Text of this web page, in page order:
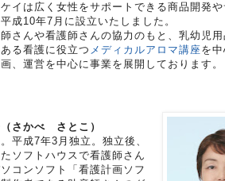
イは広く女性をサポートできる商品開発
成10年7月に設立いたしました。
さんや看護師さんの協力のもと、乳幼児
る看護に役立つ メディカルアロマ講座を
、運営を中心に事業を展開しております。
さかべ さとこ）
平成7年3月独立。独立後、
ソフトハウスで看護師さん
コンソフト「看護計画ソフ